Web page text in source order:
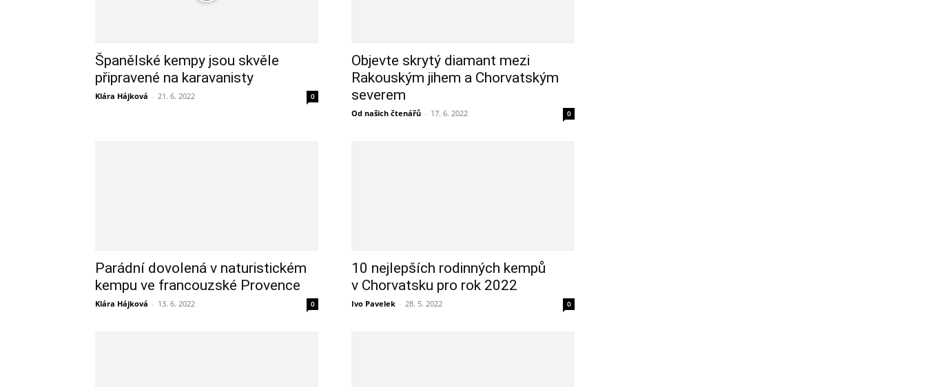
Španělské kempy jsou skvěle
připravené na karavanisty
Klára Hájková - 21. 6. 2022 0
Objevte skrytý diamant mezi
Rakouským jihem a Chorvatským
severem
Od našich čtenářů - 17. 6. 2022 0
Parádní dovolená v naturistickém
kempu ve francouzské Provence
Klára Hájková - 13. 6. 2022 0
10 nejlepších rodinných kempů
v Chorvatsku pro rok 2022
Ivo Pavelek - 28. 5. 2022 0